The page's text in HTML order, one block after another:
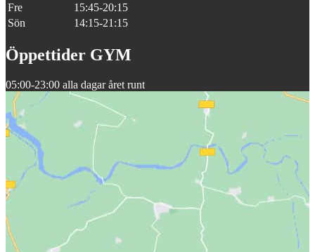
Fre
15:45-20:15
Sön
14:15-21:15
Öppettider GYM
05:00-23:00 alla dagar året runt